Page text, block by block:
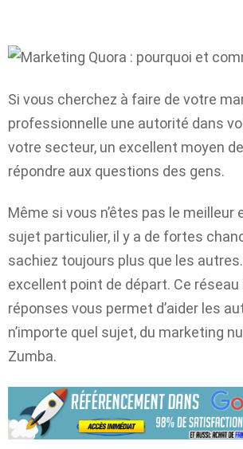
Si vous cherchez à faire de votre
professionnelle une autorité dans
votre secteur, un excellent moyen
répondre aux questions des gens.
Même si vous n’êtes pas le meilleur
sujet particulier, il y a de fortes
sachiez toujours plus que les
excellent point de départ. Ce
réponses vous permet d’aider les
n’importe quel sujet, du marketing
Zumba.